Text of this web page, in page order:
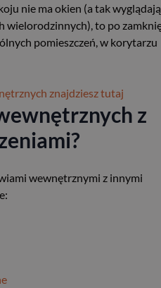
nie ma okien (a tak wyglądają
wielorodzinnych), to po
pomieszczeń, w korytarzu
znajdziesz tutaj
z
wewnętrznymi z innymi